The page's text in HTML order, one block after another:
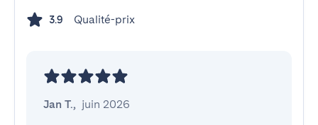
3.9 Qualité-prix
Jan T., juin 2026